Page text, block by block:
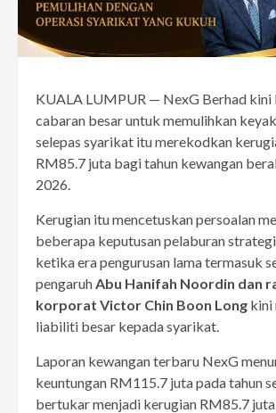
KUALA LUMPUR — NexG Berhad kini
cabaran besar untuk memulihkan
selepas syarikat itu merekodkan
RM85.7 juta bagi tahun kewangan
2026.
Kerugian itu mencetuskan persoalan
beberapa keputusan pelaburan
ketika era pengurusan lama termasuk
pengaruhAbu Hanifah Noordin dan
korporat Victor Chin Boon Long kini
liabiliti besar kepada syarikat.
Laporan kewangan terbaru NexG
keuntungan RM115.7 juta pada tahun
bertukar menjadi kerugian RM85.7